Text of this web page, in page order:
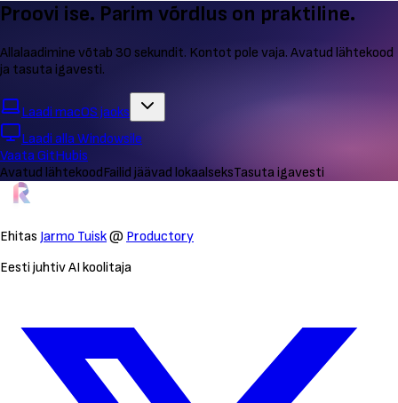
Proovi ise. Parim võrdlus on praktiline.
Allalaadimine võtab 30 sekundit. Kontot pole vaja. Avatud lähtekood
ja tasuta igavesti.
Laadi macOS jaoks
Laadi alla Windowsile
Vaata GitHubis
Avatud lähtekoodFailid jäävad lokaalseksTasuta igavesti
Ehitas Jarmo Tuisk@ Productory
Eesti juhtiv AI koolitaja